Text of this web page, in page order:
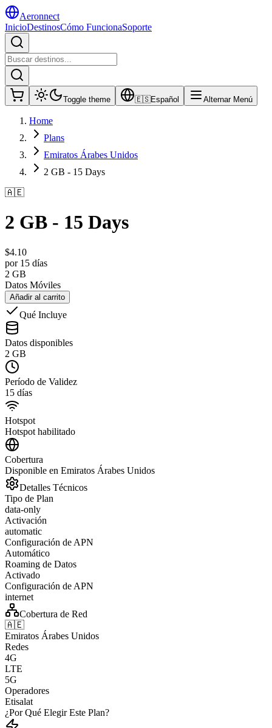
Aeronnect
InicioDestinosCómo FuncionaSoporte
Toggle theme 🇪🇸Español Alternar Menú
Home
Plans
Emiratos Árabes Unidos
2 GB - 15 Days
🇦🇪
2 GB - 15 Days
$4.10
por 15 días
2 GB
Datos Móviles
Añadir al carrito
Qué Incluye
Datos disponibles
2 GB
Período de Validez
15 días
Hotspot
Hotspot habilitado
Cobertura
Disponible en Emiratos Árabes Unidos
Detalles Técnicos
Tipo de Plan
data-only
Activación
automatic
Configuración de APN
Automático
Roaming de Datos
Activado
Configuración de APN
internet
Cobertura de Red
🇦🇪
Emiratos Árabes Unidos
Redes
4G
LTE
5G
Operadores
Etisalat
¿Por Qué Elegir Este Plan?